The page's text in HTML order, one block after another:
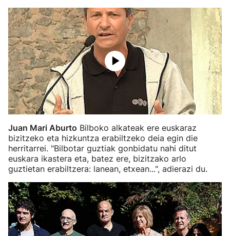
Juan Mari Aburto Bilboko alkateak ere euskaraz
bizitzeko eta hizkuntza erabiltzeko deia egin die
herritarrei. "Bilbotar guztiak gonbidatu nahi ditut
euskara ikastera eta, batez ere, bizitzako arlo
guztietan erabiltzera: lanean, etxean...", adierazi du.